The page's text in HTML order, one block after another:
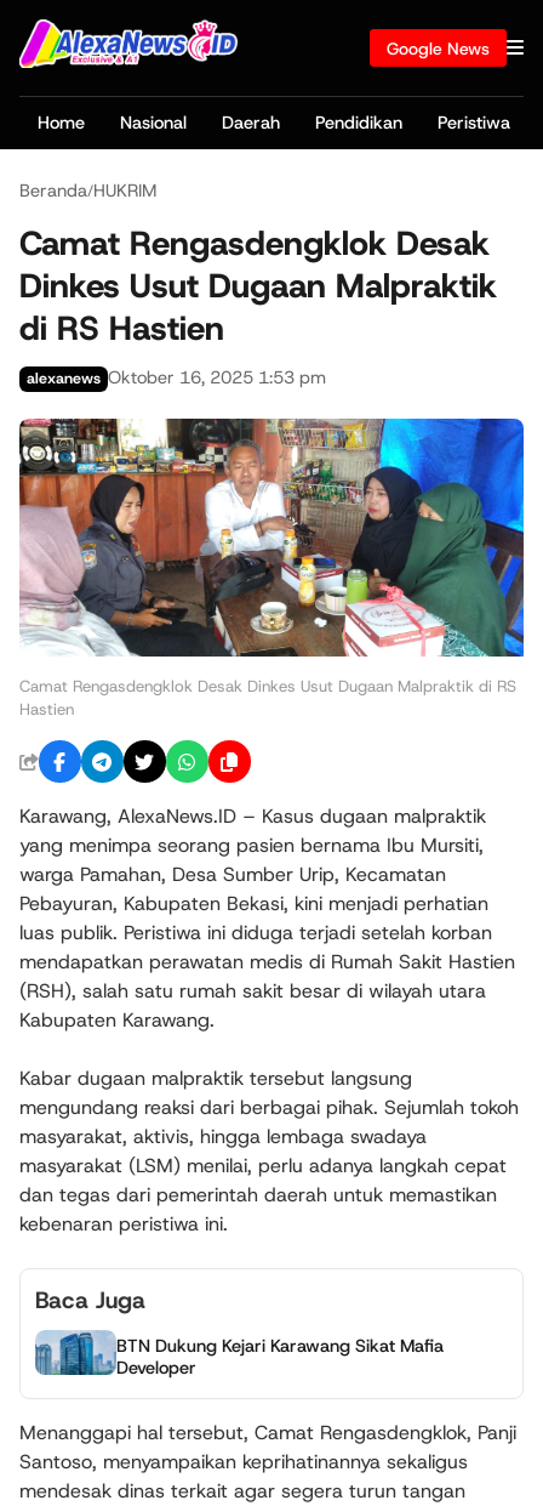
Google News
Home Nasional Daerah Pendidikan Peristiwa
Beranda/HUKRIM
Camat Rengasdengklok Desak
Dinkes Usut Dugaan Malpraktik
di RS Hastien
alexanews Oktober 16, 2025 1:53 pm
Camat Rengasdengklok Desak Dinkes Usut Dugaan Malpraktik di RS
Hastien
Karawang, AlexaNews.ID – Kasus dugaan malpraktik
yang menimpa seorang pasien bernama Ibu Mursiti,
warga Pamahan, Desa Sumber Urip, Kecamatan
Pebayuran, Kabupaten Bekasi, kini menjadi perhatian
luas publik. Peristiwa ini diduga terjadi setelah korban
mendapatkan perawatan medis di Rumah Sakit Hastien
(RSH), salah satu rumah sakit besar di wilayah utara
Kabupaten Karawang.
Kabar dugaan malpraktik tersebut langsung
mengundang reaksi dari berbagai pihak. Sejumlah tokoh
masyarakat, aktivis, hingga lembaga swadaya
masyarakat (LSM) menilai, perlu adanya langkah cepat
dan tegas dari pemerintah daerah untuk memastikan
kebenaran peristiwa ini.
Baca Juga
BTN Dukung Kejari Karawang Sikat Mafia
Developer
Menanggapi hal tersebut, Camat Rengasdengklok, Panji
Santoso, menyampaikan keprihatinannya sekaligus
mendesak dinas terkait agar segera turun tangan